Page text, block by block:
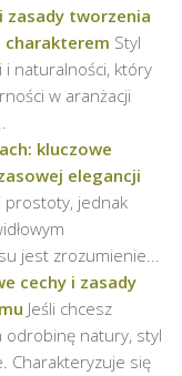
zasady tworzenia
Styl
naturalności, który
w aranżacji
kluczowe
elegancji
prostoty, jednak
jest zrozumienie...
cechy i zasady
Jeśli chcesz
odrobinę natury, styl
Charakteryzuje się